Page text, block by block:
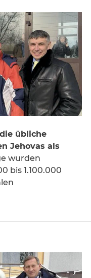
übliche
Jehovas als
wurden
bis 1.100.000